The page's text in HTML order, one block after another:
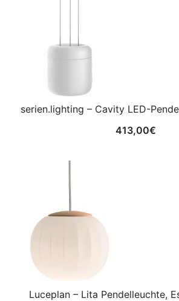
serien.lighting – Cavity LED-
413,00€
Luceplan – Lita Pendelleuchte,